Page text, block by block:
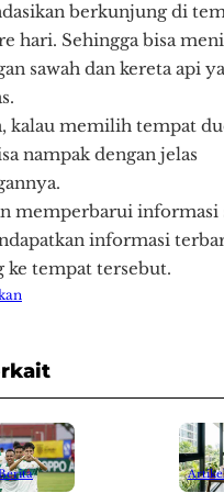
berkunjung di
hari. Sehingga bisa
sawah dan kereta api
kalau memilih tempat
nampak dengan jelas
memperbarui informasi
informasi
ke tempat tersebut.